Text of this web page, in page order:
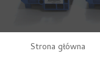
Strona główna